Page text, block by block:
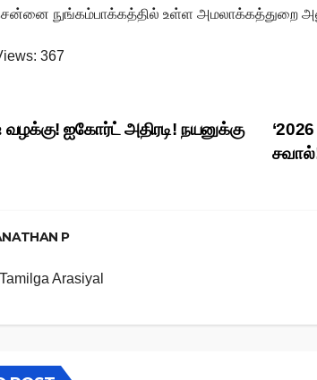
நுங்கம்பாக்கத்தில் உள்ள அமலாக்கத்துறை
367
ஐகோர்ட் அதிரடி! நயனுக்கு
P
Arasiyal